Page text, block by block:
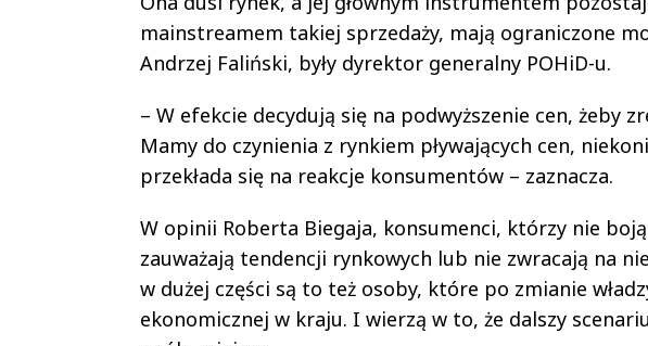
mainstreamem takiej sprzedaży, mają ograniczone
Andrzej Faliński, były dyrektor generalny POHiD-u.
– W efekcie decydują się na podwyższenie cen, żeby
Mamy do czynienia z rynkiem pływających cen,
przekłada się na reakcje konsumentów – zaznacza.
W opinii Roberta Biegaja, konsumenci, którzy nie
zauważają tendencji rynkowych lub nie zwracają na
w dużej części są to też osoby, które po zmianie
ekonomicznej w kraju. I wierzą w to, że dalszy